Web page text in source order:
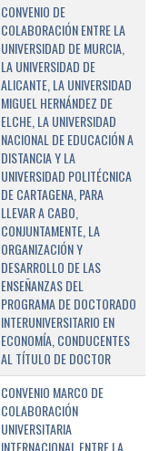
CONVENIO DE
COLABORACIÓN ENTRE LA
UNIVERSIDAD DE MURCIA,
LA UNIVERSIDAD DE
ALICANTE, LA UNIVERSIDAD
MIGUEL HERNÁNDEZ DE
ELCHE, LA UNIVERSIDAD
NACIONAL DE EDUCACIÓN A
DISTANCIA Y LA
UNIVERSIDAD POLITÉCNICA
DE CARTAGENA, PARA
LLEVAR A CABO,
CONJUNTAMENTE, LA
ORGANIZACIÓN Y
DESARROLLO DE LAS
ENSEÑANZAS DEL
PROGRAMA DE DOCTORADO
INTERUNIVERSITARIO EN
ECONOMÍA, CONDUCENTES
AL TÍTULO DE DOCTOR
CONVENIO MARCO DE
COLABORACIÓN
UNIVERSITARIA
INTERNACIONAL ENTRE LA